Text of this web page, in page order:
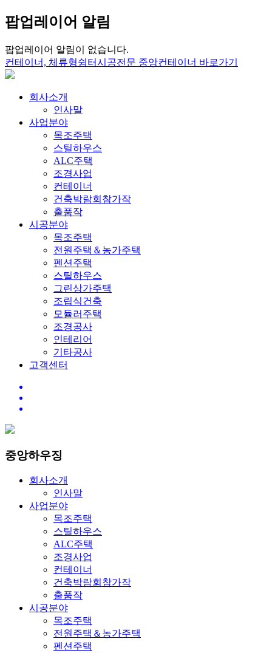
팝업레이어 알림
팝업레이어 알림이 없습니다.
컨테이너, 체류형쉼터시공전문 중앙컨테이너 바로가기
회사소개
인사말
사업분야
목조주택
스틸하우스
ALC주택
조경사업
컨테이너
건축박람회참가작
출품작
시공분야
목조주택
전원주택＆농가주택
펜션주택
스틸하우스
그린상가주택
조립식건축
모듈러주택
조경공사
인테리어
기타공사
고객센터
중앙하우징
회사소개
인사말
사업분야
목조주택
스틸하우스
ALC주택
조경사업
컨테이너
건축박람회참가작
출품작
시공분야
목조주택
전원주택＆농가주택
펜션주택